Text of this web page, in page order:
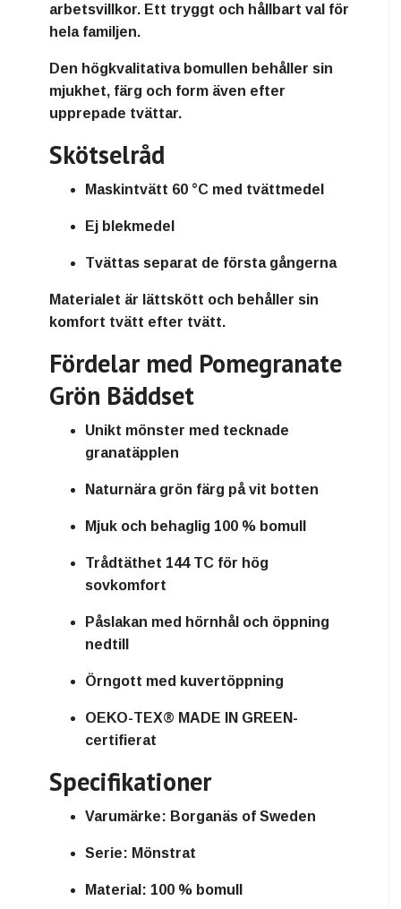
arbetsvillkor. Ett tryggt och hållbart val för
hela familjen.
Den högkvalitativa bomullen behåller sin
mjukhet, färg och form även efter
upprepade tvättar.
Skötselråd
Maskintvätt 60 °C med tvättmedel
Ej blekmedel
Tvättas separat de första gångerna
Materialet är lättskött och behåller sin
komfort tvätt efter tvätt.
Fördelar med Pomegranate
Grön Bäddset
Unikt mönster med tecknade
granatäpplen
Naturnära grön färg på vit botten
Mjuk och behaglig 100 % bomull
Trådtäthet 144 TC för hög
sovkomfort
Påslakan med hörnhål och öppning
nedtill
Örngott med kuvertöppning
OEKO-TEX® MADE IN GREEN-
certifierat
Specifikationer
Varumärke: Borganäs of Sweden
Serie: Mönstrat
Material: 100 % bomull